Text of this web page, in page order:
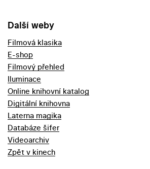
Další weby
Filmová klasika
E-shop
Filmový přehled
Iluminace
Online knihovní katalog
Digitální knihovna
Laterna magika
Databáze šifer
Videoarchiv
Zpět v kinech